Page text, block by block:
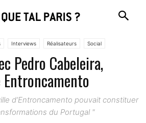
Interviews Réalisateurs Social
Pedro Cabeleira,
d’Entroncamento pouvait constituer
du Portugal "